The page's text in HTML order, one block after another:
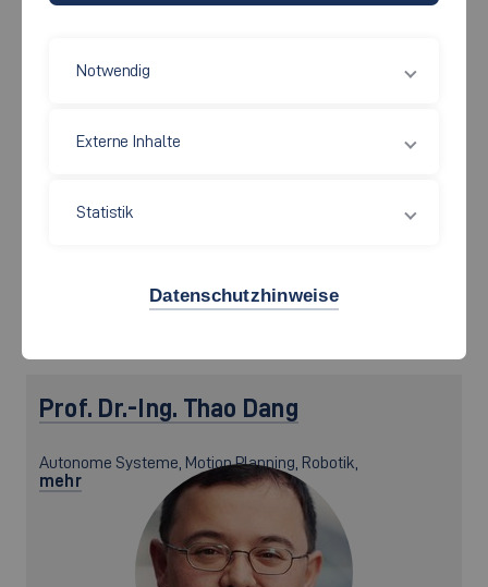
Prof. Dr.-Ing. Thao Dang
Autonome Systeme, Motion Planning, Robotik,
mehr
Notwendig
Externe Inhalte
Statistik
Datenschutzhinweise